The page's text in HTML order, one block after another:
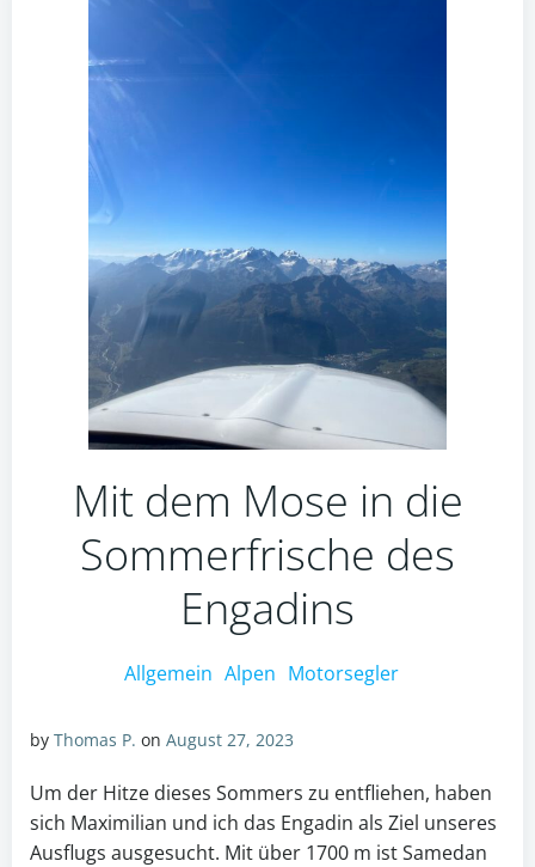
Mit dem Mose in die
Sommerfrische des
Engadins
Allgemein Alpen Motorsegler
by Thomas P. on August 27, 2023
Um der Hitze dieses Sommers zu entfliehen, haben
sich Maximilian und ich das Engadin als Ziel unseres
Ausflugs ausgesucht. Mit über 1700 m ist Samedan